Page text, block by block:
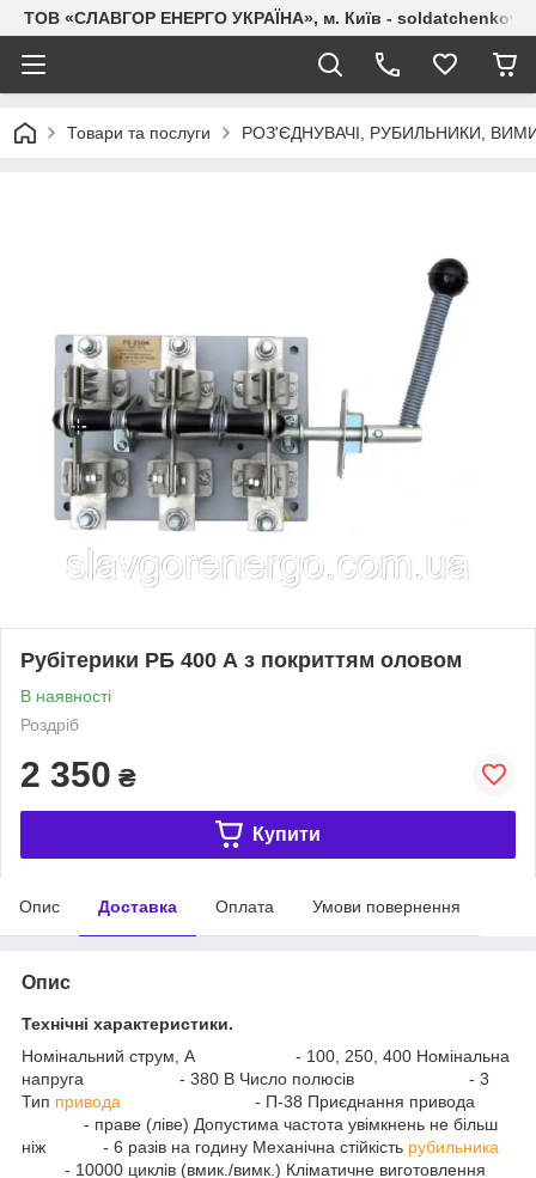
ТОВ «СЛАВГОР ЕНЕРГО УКРАЇНА», м. Київ -
Товари та послуги РОЗ'ЄДНУВАЧІ, РУБИЛЬНИКИ,
Рубітерики РБ 400 А з покриттям оловом
В наявності
Роздріб
2 350 ₴
Купити
Опис Доставка Оплата Умови повернення
Опис
Технічні характеристики.
Номінальний струм, А - 100, 250, 400 Номінальна
напруга - 380 В Число полюсів - 3
Тип привода - П-38 Приєднання привода
- праве (ліве) Допустима частота увімкнень не більш
ніж - 6 разів на годину Механічна стійкість рубильника
- 10000 циклів (вмик./вимк.) Кліматичне виготовлення